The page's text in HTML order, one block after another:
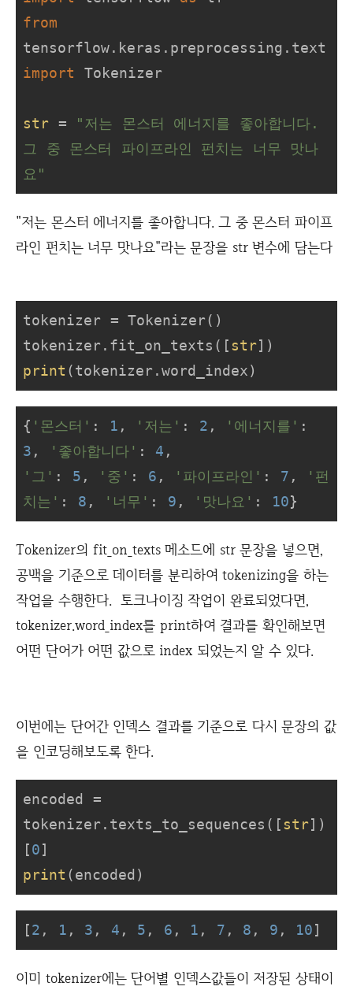
from
import Tokenizer
str =
"저는 몬스터 에너지를 좋아합니다.
그 중 몬스터 파이프라인 펀치는 너무 맛나
요"
"저는 몬스터 에너지를 좋아합니다. 그 중 몬스터 파이프
라인 펀치는 너무 맛나요"라는 문장을 str 변수에 담는다
tokenizer = Tokenizer()
tokenizer.fit_on_texts([ str
print (tokenizer.word_index)
{ '몬스터' : 1 , '저는' : 2 , '에너지를'
3 , '좋아합니다' : 4
'그' : 5 , '중' : 6 , '파이프라인' : 7 ,
'펀
치는' : 8 , '너무' : 9 , '맛나요' : 10}
Tokenizer의 fit_on_texts 메소드에 str 문장을 넣으면,
공백을 기준으로 데이터를 분리하여 tokenizing을 하는
작업을 수행한다. 토크나이징 작업이 완료되었다면,
tokenizer.word_index를 print하여 결과를 확인해보면
어떤 단어가 어떤 값으로 index 되었는지 알 수 있다.
이번에는 단어간 인덱스 결과를 기준으로 다시 문장의 값
을 인코딩해보도록 한다.
encoded =
tokenizer.texts_to_sequences([ str])
[0
print (encoded)
[2 , 1 , 3 , 4 , 5 , 6 , 1 , 7 , 8 , 9 , 10]
이미 tokenizer에는 단어별 인덱스값들이 저장된 상태이